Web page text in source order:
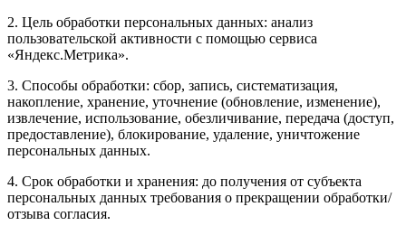
2. Цель обработки персональных данных: анализ
пользовательской активности с помощью сервиса
«Яндекс.Метрика».
3. Способы обработки: сбор, запись, систематизация,
накопление, хранение, уточнение (обновление, изменение),
извлечение, использование, обезличивание, передача (доступ,
предоставление), блокирование, удаление, уничтожение
персональных данных.
4. Срок обработки и хранения: до получения от субъекта
персональных данных требования о прекращении обработки/
отзыва согласия.